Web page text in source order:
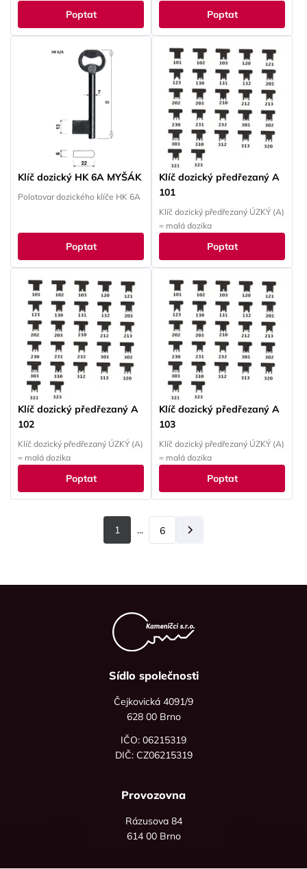
Poptat Poptat
Klíč dozický HK 6A MYŠÁK
Polotovar dozického klíče HK 6A
Poptat
Klíč dozický předřezaný A
101
Klíč dozický předřezaný ÚZKÝ (A)
= malá dozika
Poptat
Klíč dozický předřezaný A
102
Klíč dozický předřezaný ÚZKÝ (A)
= malá dozika
Poptat
Klíč dozický předřezaný A
103
Klíč dozický předřezaný ÚZKÝ (A)
= malá dozika
Poptat
1 ... 6
Sídlo společnosti
Čejkovická 4091/9
628 00 Brno
IČO: 06215319
DIČ: CZ06215319
Provozovna
Rázusova 84
614 00 Brno